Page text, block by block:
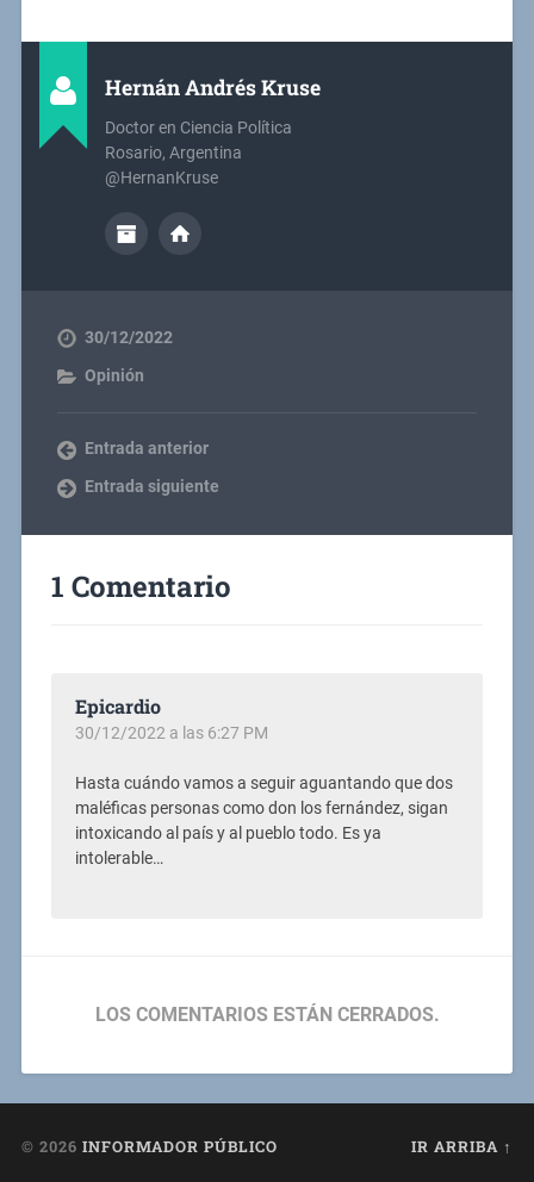
Hernán Andrés Kruse
Doctor en Ciencia Política
Rosario, Argentina
@HernanKruse
30/12/2022
Opinión
Entrada anterior
Entrada siguiente
1 Comentario
Epicardio
30/12/2022 a las 6:27 PM
Hasta cuándo vamos a seguir aguantando que dos
maléficas personas como don los fernández, sigan
intoxicando al país y al pueblo todo. Es ya
intolerable…
LOS COMENTARIOS ESTÁN CERRADOS.
© 2026 INFORMADOR PÚBLICO IR ARRIBA ↑